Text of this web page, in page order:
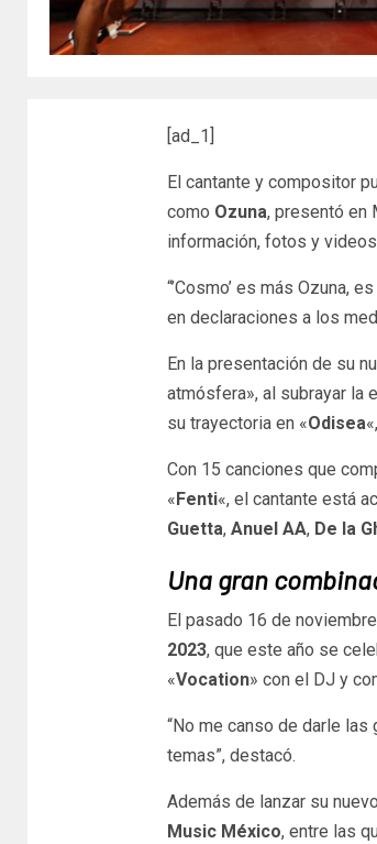
[ad_1]
El cantante y compositor
como Ozuna, presentó en
información, fotos y
“’Cosmo’ es más Ozuna,
en declaraciones a los
En la presentación de su
atmósfera», al subrayar la
su trayectoria en «Odisea
Con 15 canciones que
«Fenti«, el cantante está
Guetta, Anuel AA, De la
Una gran
El pasado 16 de
2023, que este año se
«Vocation» con el DJ y
“No me canso de darle las
temas”, destacó.
Además de lanzar su
Music México, entre las